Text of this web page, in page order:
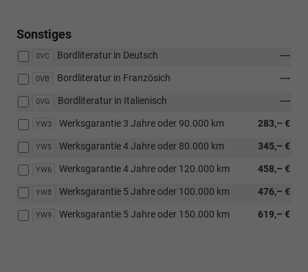
Sonstiges
0VC ---
Bordliteratur in Deutsch
0VB ---
Bordliteratur in Französich
0VG ---
Bordliteratur in Italienisch
YW3 283,– €
Werksgarantie 3 Jahre oder 90.000 km
YW5 345,– €
Werksgarantie 4 Jahre oder 80.000 km
YW6 458,– €
Werksgarantie 4 Jahre oder 120.000 km
YW8 476,– €
Werksgarantie 5 Jahre oder 100.000 km
YW9 619,– €
Werksgarantie 5 Jahre oder 150.000 km